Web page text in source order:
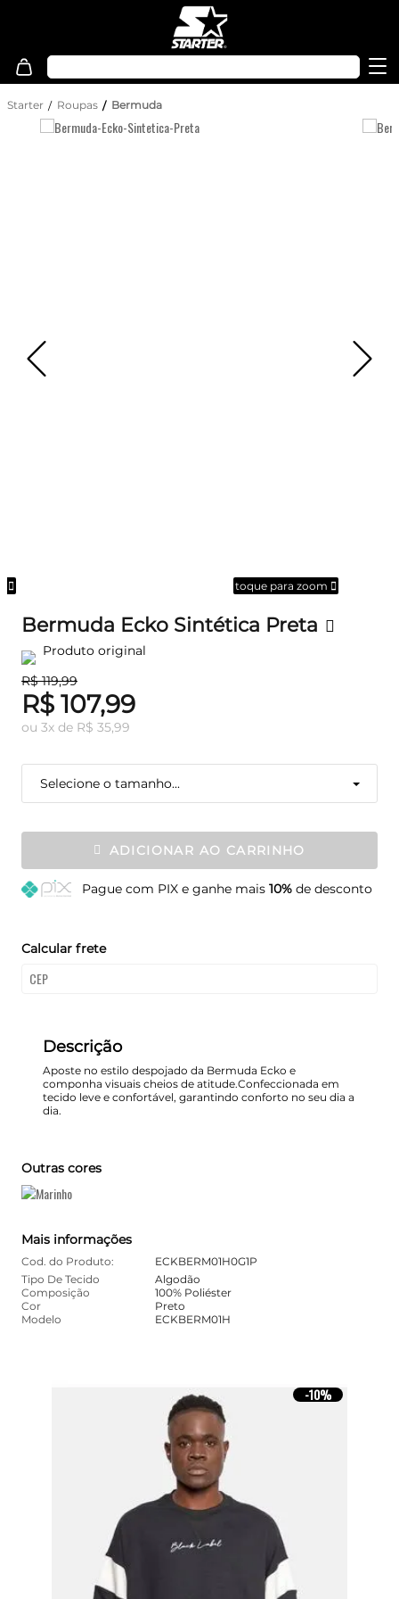
Starter Roupas Bermuda
toque para zoom
Bermuda Ecko Sintética Preta
Produto original
R$ 119,99
R$ 107,99
ou 3x de R$ 35,99
Selecione o tamanho...
ADICIONAR AO CARRINHO
Pague com PIX e ganhe mais 10%de desconto
Calcular frete
Descrição
Aposte no estilo despojado da Bermuda Ecko e
componha visuais cheios de atitude.Confeccionada em
tecido leve e confortável, garantindo conforto no seu dia a
dia.
Outras cores
Mais informações
Cod. do Produto:
ECKBERM01H0G1P
Tipo De Tecido
Algodão
Composição
100% Poliéster
Cor
Preto
Modelo
ECKBERM01H
-10%